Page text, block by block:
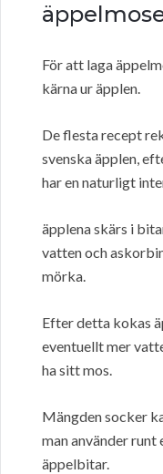
För att laga
kärna ur äpplen.
De flesta recept
svenska äpplen,
har en naturligt
äpplena skärs i
vatten och
mörka.
Efter detta kokas
eventuellt mer
ha sitt mos.
Mängden socker
man använder
äppelbitar.